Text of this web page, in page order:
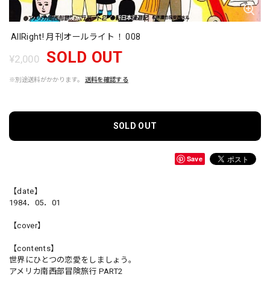
AllRight! 月刊オールライト！ 008
¥2,000 SOLD OUT
※別途送料がかかります。 送料を確認する
SOLD OUT
Save
【date】
1984．05．01
【cover】
【contents】
世界にひとつの恋愛をしましょう。
アメリカ南西部冒険旅行 PART2